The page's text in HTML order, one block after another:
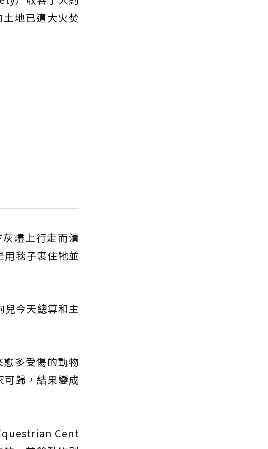
地已遭大火焚
燼上行走而潰
用毯子裹住牠並
兒今天總算和主
多受傷的動物
可歸，結果變成
Cent